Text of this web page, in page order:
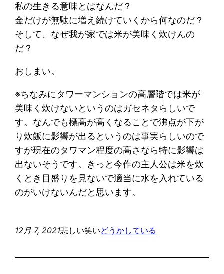
私の生きる意味とはなんだ？
金だけが無駄に増え続けていくから何なのだ？
そして、なぜ我が家では米が美味く炊けんの
だ？
おしまい。
※ちなみにタワーマンションの高層階では米が
美味く炊けないというのはガセネタらしいで
す。なんでも標高が高くなることで沸点が下が
り炊飯に影響が出るというのは事実らしいので
すが現在のタワマン程度の高さなら特に影響は
出ないそうです。きっと今作の主人公は米を炊
くとき目盛りを見ないで適当に水を入れている
のがいけないんだと思います。
12月 7, 2021悲しい笑いどうかしている